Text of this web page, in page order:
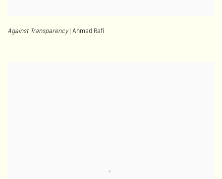
Against Transparency| Ahmad Rafi